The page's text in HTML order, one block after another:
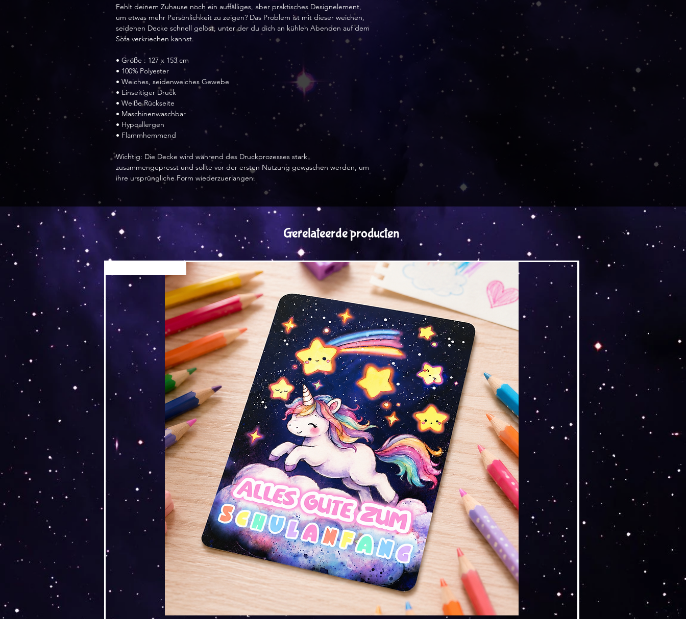
Fehlt deinem Zuhause noch ein auffälliges, aber praktisches Designelement,
um etwas mehr Persönlichkeit zu zeigen? Das Problem ist mit dieser weichen,
seidenen Decke schnell gelöst, unter der du dich an kühlen Abenden auf dem
Sofa verkriechen kannst.
• Größe : 127 x 153 cm
• 100% Polyester
• Weiches, seidenweiches Gewebe
• Einseitiger Druck
• Weiße Rückseite
• Maschinenwaschbar
• Hypoallergen
• Flammhemmend
Wichtig: Die Decke wird während des Druckprozesses stark
zusammengepresst und sollte vor der ersten Nutzung gewaschen werden, um
ihre ursprüngliche Form wiederzuerlangen.
Gerelateerde producten
Versand by Tiny Tami